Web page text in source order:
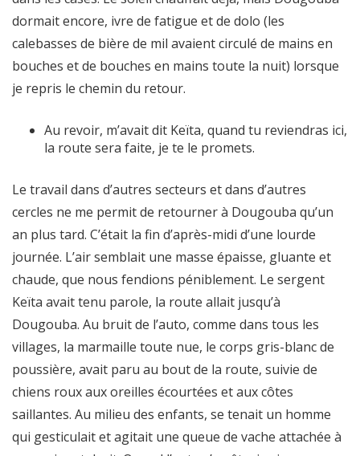
dormait encore, ivre de fatigue et de dolo (les
calebasses de bière de mil avaient circulé de mains en
bouches et de bouches en mains toute la nuit) lorsque
je repris le chemin du retour.
Au revoir, m’avait dit Keïta, quand tu reviendras ici,
la route sera faite, je te le promets.
Le travail dans d’autres secteurs et dans d’autres
cercles ne me permit de retourner à Dougouba qu’un
an plus tard. C’était la fin d’après-midi d’une lourde
journée. L’air semblait une masse épaisse, gluante et
chaude, que nous fendions péniblement. Le sergent
Keïta avait tenu parole, la route allait jusqu’à
Dougouba. Au bruit de l’auto, comme dans tous les
villages, la marmaille toute nue, le corps gris-blanc de
poussière, avait paru au bout de la route, suivie de
chiens roux aux oreilles écourtées et aux côtes
saillantes. Au milieu des enfants, se tenait un homme
qui gesticulait et agitait une queue de vache attachée à